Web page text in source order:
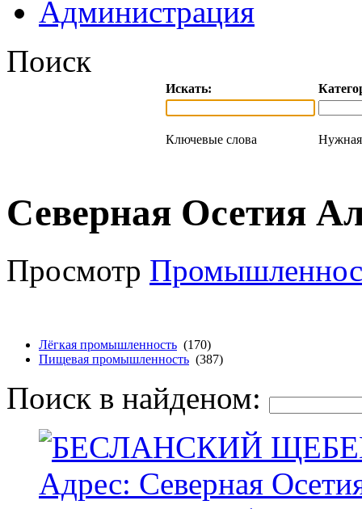
Администрация
Поиск
Искать:
Ключевые слова Нужная
Северная Осетия
Просмотр
Лёгкая промышленность (170)
Пищевая промышленность (387)
Поиск в найденом: